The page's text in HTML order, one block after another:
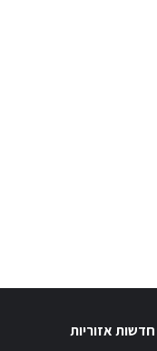
חדשות אזוריות